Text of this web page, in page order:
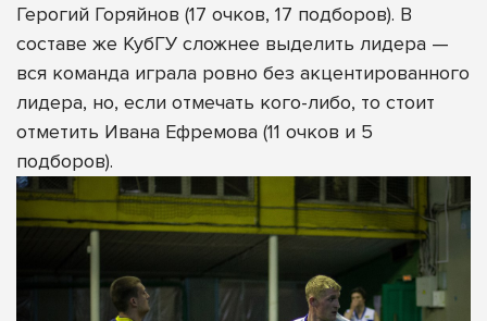
Герогий Горяйнов (17 очков, 17 подборов). В
составе же КубГУ сложнее выделить лидера —
вся команда играла ровно без акцентированного
лидера, но, если отмечать кого-либо, то стоит
отметить Ивана Ефремова (11 очков и 5
подборов).